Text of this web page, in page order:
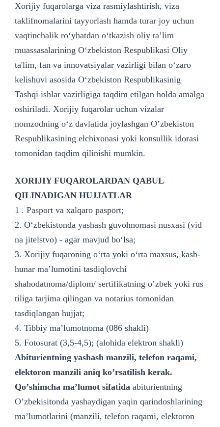
Xorijiy fuqarolarga viza rasmiylashtirish, viza
taklifnomalarini tayyorlash hamda turar joy uchun
vaqtinchalik ro‘yhatdan o‘tkazish oliy taʼlim
muassasalarining O‘zbekiston Respublikasi Oliy
ta'lim, fan va innovatsiyalar vazirligi bilan o‘zaro
kelishuvi asosida O‘zbekiston Respublikasinig
Tashqi ishlar vazirligiga taqdim etilgan holda amalga
oshiriladi. Xorijiy fuqarolar uchun vizalar
nomzodning o‘z davlatida joylashgan Oʼzbekiston
Respublikasining elchixonasi yoki konsullik idorasi
tomonidan taqdim qilinishi mumkin.
XORIJIY FUQАROLАRDАN QАBUL
QILINАDIGАN HUJJАTLАR
1 . Pasport va xalqaro pasport;
2. O‘zbekistonda yashash guvohnomasi nusxasi (vid
na jitelstvo) - agar mavjud bo‘lsa;
3. Xorijiy fuqaroning o‘rta yoki o‘rta maxsus, kasb-
hunar maʼlumotini tasdiqlovchi
shahodatnoma/diplom/ sertifikatning oʼzbek yoki rus
tiliga tarjima qilingan va notarius tomonidan
tasdiqlangan hujjat;
4. Tibbiy maʼlumotnoma (086 shakli)
5. Fotosurat (3,5-4,5); (alohida elektron shakli)
Аbiturientning yashash manzili, telefon raqami,
elektoron manzili aniq koʼrsatilish kerak.
Qoʼshimcha maʼlumot sifatida abiturientning
Oʼzbekisitonda yashaydigan yaqin qarindoshlarining
maʼlumotlarini (manzili, telefon raqami, elektoron